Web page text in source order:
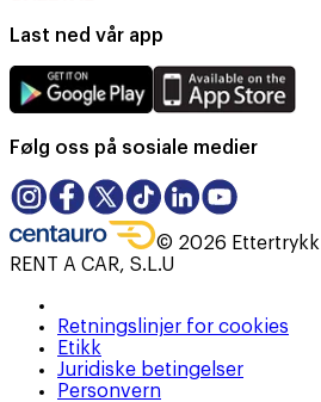
Last ned vår app
Følg oss på sosiale medier
© 2026
RENT A CAR, S.L.U
Retningslinjer for cookies
Etikk
Juridiske betingelser
Personvern